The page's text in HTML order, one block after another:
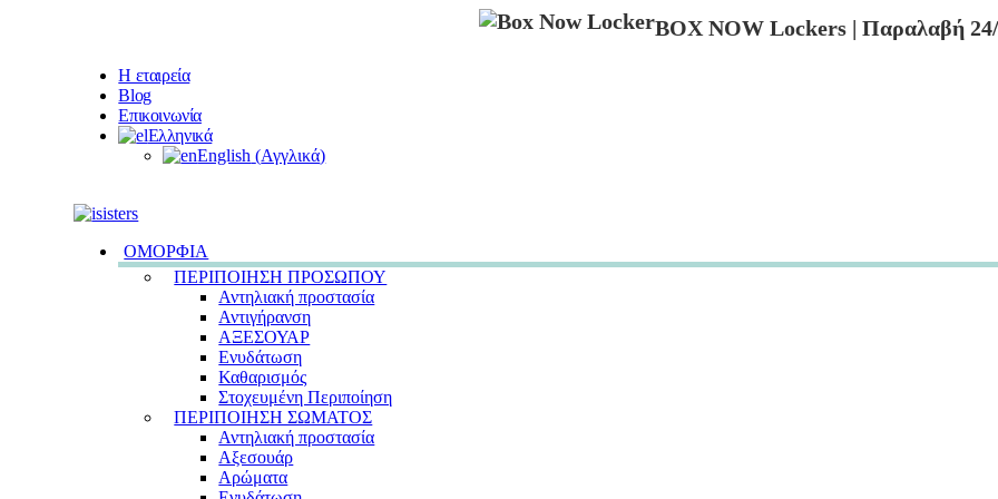
BOX NOW Lockers | Παραλαβή
Η εταιρεία
Blog
Επικοινωνία
Ελληνικά
English (Αγγλικά)
ΟΜΟΡΦΙΑ
ΠΕΡΙΠΟΙΗΣΗ ΠΡΟΣΩΠΟΥ
Αντηλιακή προστασία
Αντιγήρανση
ΑΞΕΣΟΥΑΡ
Ενυδάτωση
Καθαρισμός
Στοχευμένη Περιποίηση
ΠΕΡΙΠΟΙΗΣΗ ΣΩΜΑΤΟΣ
Αντηλιακή προστασία
Αξεσουάρ
Αρώματα